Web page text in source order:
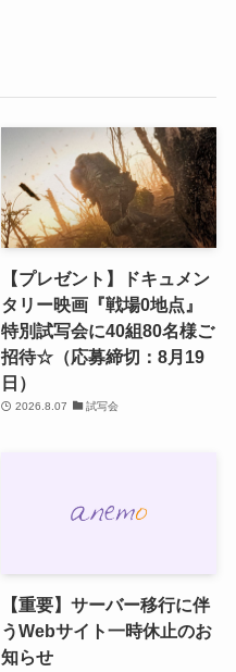
【プレゼント】ドキュメン
タリー映画『戦場0地点』
特別試写会に40組80名様ご
招待☆（応募締切：8月19
日）
2026.8.07 試写会
【重要】サーバー移行に伴
うWebサイト一時休止のお
知らせ